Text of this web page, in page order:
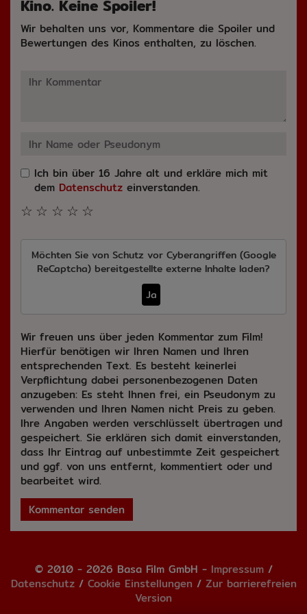
Kino. Keine Spoiler!
Wir behalten uns vor, Kommentare die Spoiler und
Bewertungen des Kinos enthalten, zu löschen.
Ich bin über 16 Jahre alt und erkläre mich mit
dem Datenschutz einverstanden.
☆
☆
☆
☆
☆
Möchten Sie von Schutz vor Cyberangriffen (Google
ReCaptcha) bereitgestellte externe Inhalte laden?
Ja
Wir freuen uns über jeden Kommentar zum Film!
Hierfür benötigen wir Ihren Namen und Ihren
entsprechenden Text. Es besteht keinerlei
Verpflichtung dabei personenbezogenen Daten
anzugeben: Es steht Ihnen frei, ein Pseudonym zu
verwenden und Ihren Namen nicht Preis zu geben.
Ihre Angaben werden verschlüsselt übertragen und
gespeichert. Sie erklären sich damit einverstanden,
dass Ihr Eintrag auf unbestimmte Zeit gespeichert
und ggf. von uns entfernt, kommentiert oder und
bearbeitet wird.
Kommentar senden
© 2010 - 2026 Basa Film GmbH - Impressum/
Datenschutz/ Cookie Einstellungen / Zur barrierefreien
Version